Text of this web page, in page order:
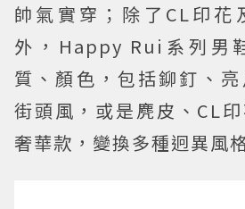
帥氣實穿；除了CL印花
外，Happy Rui系列男
質、顏色，包括鉚釘、
街頭風，或是麂皮、CL
奢華款，變換多種迥異風